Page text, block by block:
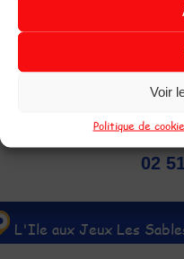
Voir
Politique de
pour plus de plaisir. Parc
d'Olonne, 2 espaces de
L'Ile aux Jeux Challans
4 rue du
02
L'Ile aux Jeux Les